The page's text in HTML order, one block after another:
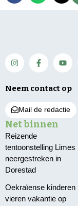
Neem contact op
Mail de redactie
Net binnen
Reizende
tentoonstelling Limes
neergestreken in
Dorestad
Oekraïense kinderen
vieren vakantie op